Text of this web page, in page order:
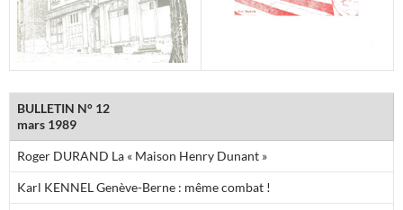
BULLETIN N° 12
mars 1989
Roger DURAND La « Maison Henry Dunant »
Karl KENNEL Genève-Berne : même combat !